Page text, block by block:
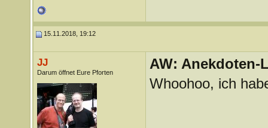
15.11.2018, 19:12
JJ
Darum öffnet Eure Pforten
AW: Anekdoten-
Whoohoo, ich